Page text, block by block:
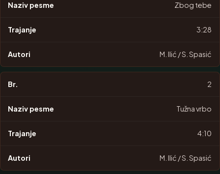
Zbog tebe
3:28
M. Ilić / S. Spasić
2
Tužna vrbo
4:10
M. Ilić / S. Spasić